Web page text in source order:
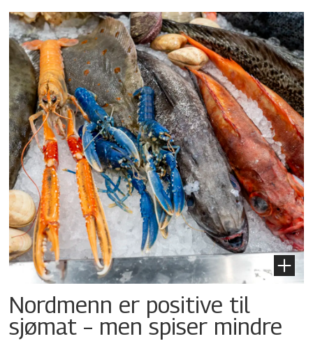
Nordmenn er positive til
sjømat – men spiser mindre